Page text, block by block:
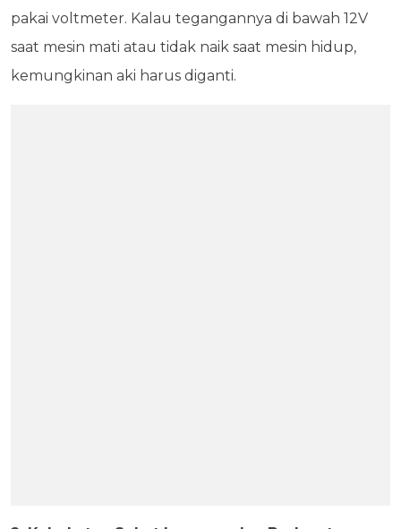
pakai voltmeter. Kalau tegangannya di bawah 12V
saat mesin mati atau tidak naik saat mesin hidup,
kemungkinan aki harus diganti.